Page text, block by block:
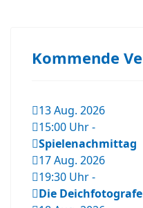
Kommende
13 Aug. 2026
15:00 Uhr-
Spielenachmittag
17 Aug. 2026
19:30 Uhr-
Die